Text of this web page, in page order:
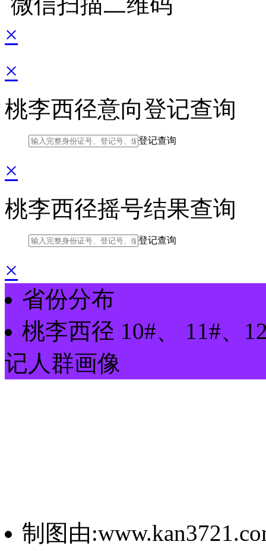
×
×
桃李西径意向登记查询
登记查询
×
桃李西径摇号结果查询
登记查询
×
省份分布
桃李西径 10#、 11#、
记人群画像
制图由